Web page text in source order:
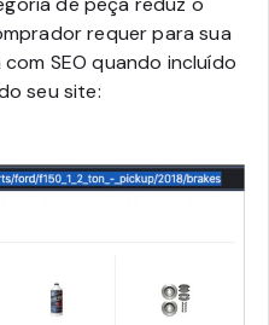
requer para sua
SEO quando incluído
seu site: